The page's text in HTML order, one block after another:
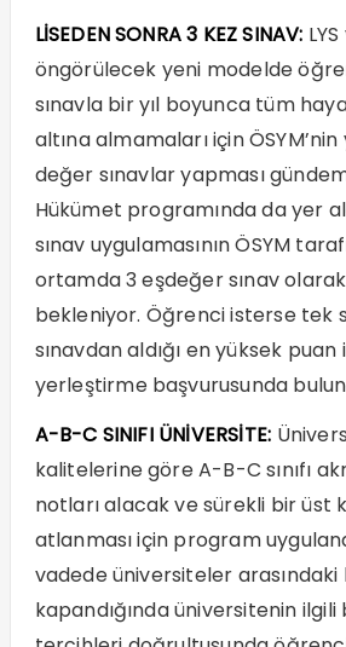
LİSEDEN SONRA 3 KEZ SINAV:
öngörülecek yeni modelde
sınavla bir yıl boyunca tüm
altına almamaları için ÖSYM’nin
değer sınavlar yapması
Hükümet programında da yer
sınav uygulamasının ÖSYM
ortamda 3 eşdeğer sınav
bekleniyor. Öğrenci isterse tek
sınavdan aldığı en yüksek
yerleştirme başvurusunda
A-B-C SINIFI ÜNİVERSİTE:
kalitelerine göre A-B-C sınıfı
notları alacak ve sürekli bir üst
atlanması için program
vadede üniversiteler arasındaki
kapandığında üniversitenin